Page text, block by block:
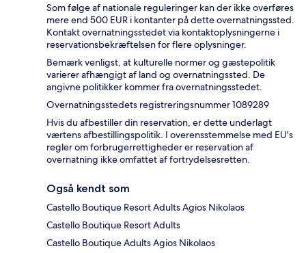
Som følge af nationale reguleringer kan der ikke overføres
mere end 500 EUR i kontanter på dette overnatningssted.
Kontakt overnatningsstedet via kontaktoplysningerne i
reservationsbekræftelsen for flere oplysninger.
Bemærk venligst, at kulturelle normer og gæstepolitik
varierer afhængigt af land og overnatningssted. De
angivne politikker kommer fra overnatningsstedet.
Overnatningsstedets registreringsnummer 1089289
Hvis du afbestiller din reservation, er dette underlagt
værtens afbestillingspolitik. I overensstemmelse med EU's
regler om forbrugerrettigheder er reservation af
overnatning ikke omfattet af fortrydelsesretten.
Også kendt som
Castello Boutique Resort Adults Agios Nikolaos
Castello Boutique Resort Adults
Castello Boutique Adults Agios Nikolaos